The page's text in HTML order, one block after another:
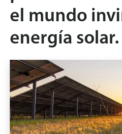
el mundo
energía solar.